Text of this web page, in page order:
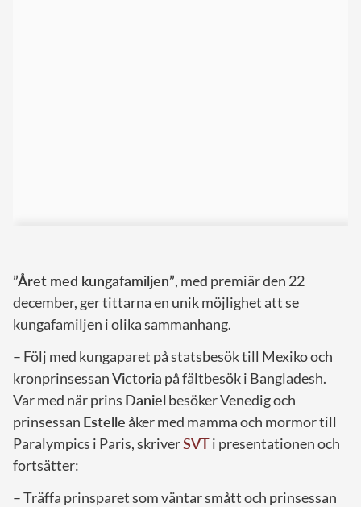
”Året med kungafamiljen”, med premiär den 22
december, ger tittarna en unik möjlighet att se
kungafamiljen i olika sammanhang.
– Följ med kungaparet på statsbesök till Mexiko och
kronprinsessanVictoria på fältbesök i Bangladesh.
Var med när prins Danielbesöker Venedig och
prinsessan Estelle åker med mamma och mormor till
Paralympics i Paris, skriverSVTi presentationen och
fortsätter:
– Träffa prinsparet som väntar smått och prinsessan